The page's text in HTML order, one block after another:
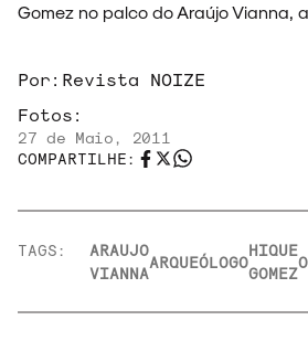
Gomez no palco do Araújo Vianna,
Por: Revista NOIZE
Fotos:
27 de Maio, 2011
COMPARTILHE:
TAGS:
ARAUJO
VIANNA
ARQUEÓLOGO
HIQUE
GOMEZ